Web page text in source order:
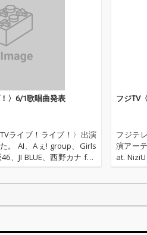
！〉6/1歌唱曲発表
ライブ！ライブ！〉出演
。 AI、Aぇ! group、Girls
、JI BLUE、西野カナ fea
ドの「It’s You」、Aぇ
フジTV
フジテ
演アー
at. NiziU
MI）、